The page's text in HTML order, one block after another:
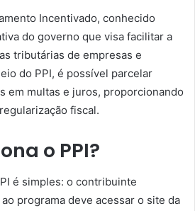
Incentivado, conhecido
do governo que visa facilitar a
tributárias de empresas e
do PPI, é possível parcelar
em multas e juros, proporcionando
fiscal.
o PPI?
é simples: o contribuinte
programa deve acessar o site da